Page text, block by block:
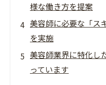
様な働き方を提案
美容師に必要な「ス
を実施
美容師業界に特化し
っています